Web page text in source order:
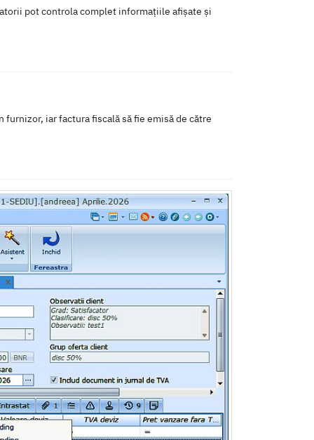
pot controla complet informațiile afișate și
iar factura fiscală să fie emisă de către